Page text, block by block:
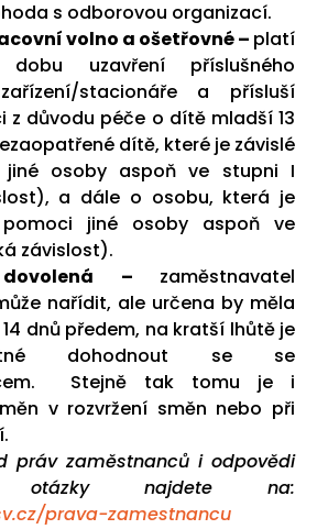
s odborovou organizací.
volno a ošetřovné – platí
uzavření příslušného
stacionáře a přísluší
z důvodu péče o dítě mladší 13
dítě, které je závislé
osoby aspoň ve stupni I
a dále o osobu, která je
jiné osoby aspoň ve
závislost).
dovolená – zaměstnavatel
nařídit, ale určena by měla
dnů předem, na kratší lhůtě je
dohodnout se se
Stejně tak tomu je i
v rozvržení směn nebo při
práv zaměstnanců i odpovědi
najdete na:
prava-zamestnancu